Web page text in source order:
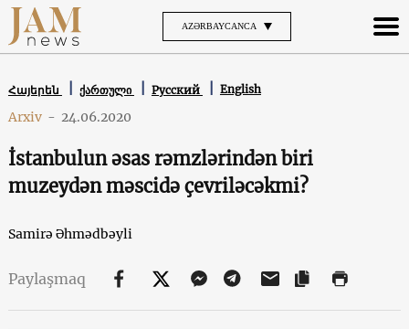
AZƏRBAYCANCA
Հայերեն ქართული Русский English
Arxiv - 24.06.2020
İstanbulun əsas rəmzlərindən biri
muzeydən məscidə çevriləcəkmi?
Samirə Əhmədbəyli
Paylaşmaq